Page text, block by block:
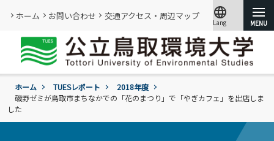
ホーム お問い合わせ 交通アクセス・周辺マップ language
Lang
文字サイズ 小
大学紹介
ホーム TUESレポート
2018年度
磯野ゼミが鳥取市まちなかでの「花のまつり」で「やぎカフェ」を出店しま
した